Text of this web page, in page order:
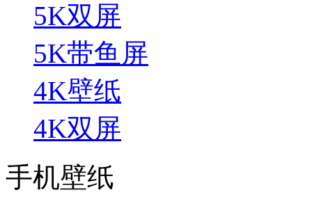
5K双屏
5K带鱼屏
4K壁纸
4K双屏
手机壁纸